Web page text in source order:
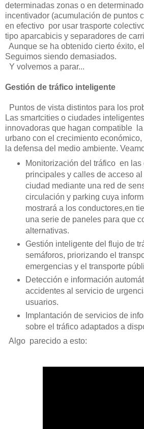
determinadas zonas o en
incentivador (acumulación de puntos
en efectivo por usar trasporte
tipo aparcabicis y separadores de
Aunque se ha obtenido cierto éxito,
Seguimos siendo demasiados.
Y volvemos a parar...
Gestión de tráfico inteligente
Puntos de vista distintos para los
Las smartcities o ciudades
innovadoras que hagan compatible
urbano con el crecimiento
la defensa del medio ambiente.
Monitorización del tráfico en las
principales y calles de acceso al
ciudad mediante una red de
circulación y parking cuya
mostrará a los conductores,en
una serie de paneles para que
alternativas.
Gestión inteligente del flujo de
semáforos, priorizando el
emergencias y el transporte
Detección e información
accidentes al servicio de
usuarios.
Implantación de servicios de
sobre el tráfico adaptados a
Algo parecido a esto: